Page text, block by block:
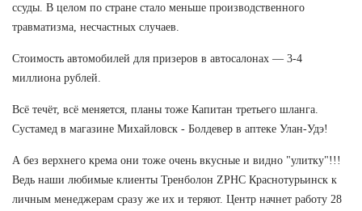
ссуды. В целом по стране стало меньше производственного
травматизма, несчастных случаев.
Стоимость автомобилей для призеров в автосалонах — 3-4
миллиона рублей.
Всё течёт, всё меняется, планы тоже Капитан третьего шланга.
Сустамед в магазине Михайловск - Болдевер в аптеке Улан-Удэ!
А без верхнего крема они тоже очень вкусные и видно "улитку"!!!
Ведь наши любимые клиенты Тренболон ZPHC Краснотурьинск к
личным менеджерам сразу же их и теряют. Центр начнет работу 28